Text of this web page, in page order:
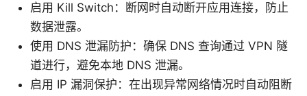
启用 Kill Switch：断网时自动断开应用连接，防止
数据泄露。
使用 DNS 泄漏防护：确保 DNS 查询通过 VPN 隧
道进行，避免本地 DNS 泄漏。
启用 IP 漏洞保护：在出现异常网络情况时自动阻断